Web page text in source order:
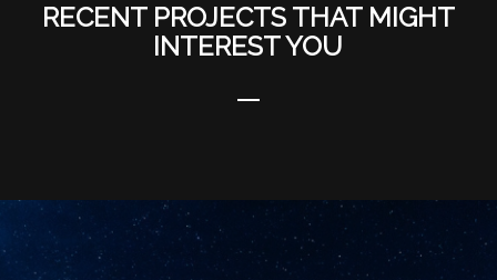
RECENT PROJECTS THAT MIGHT
INTEREST YOU